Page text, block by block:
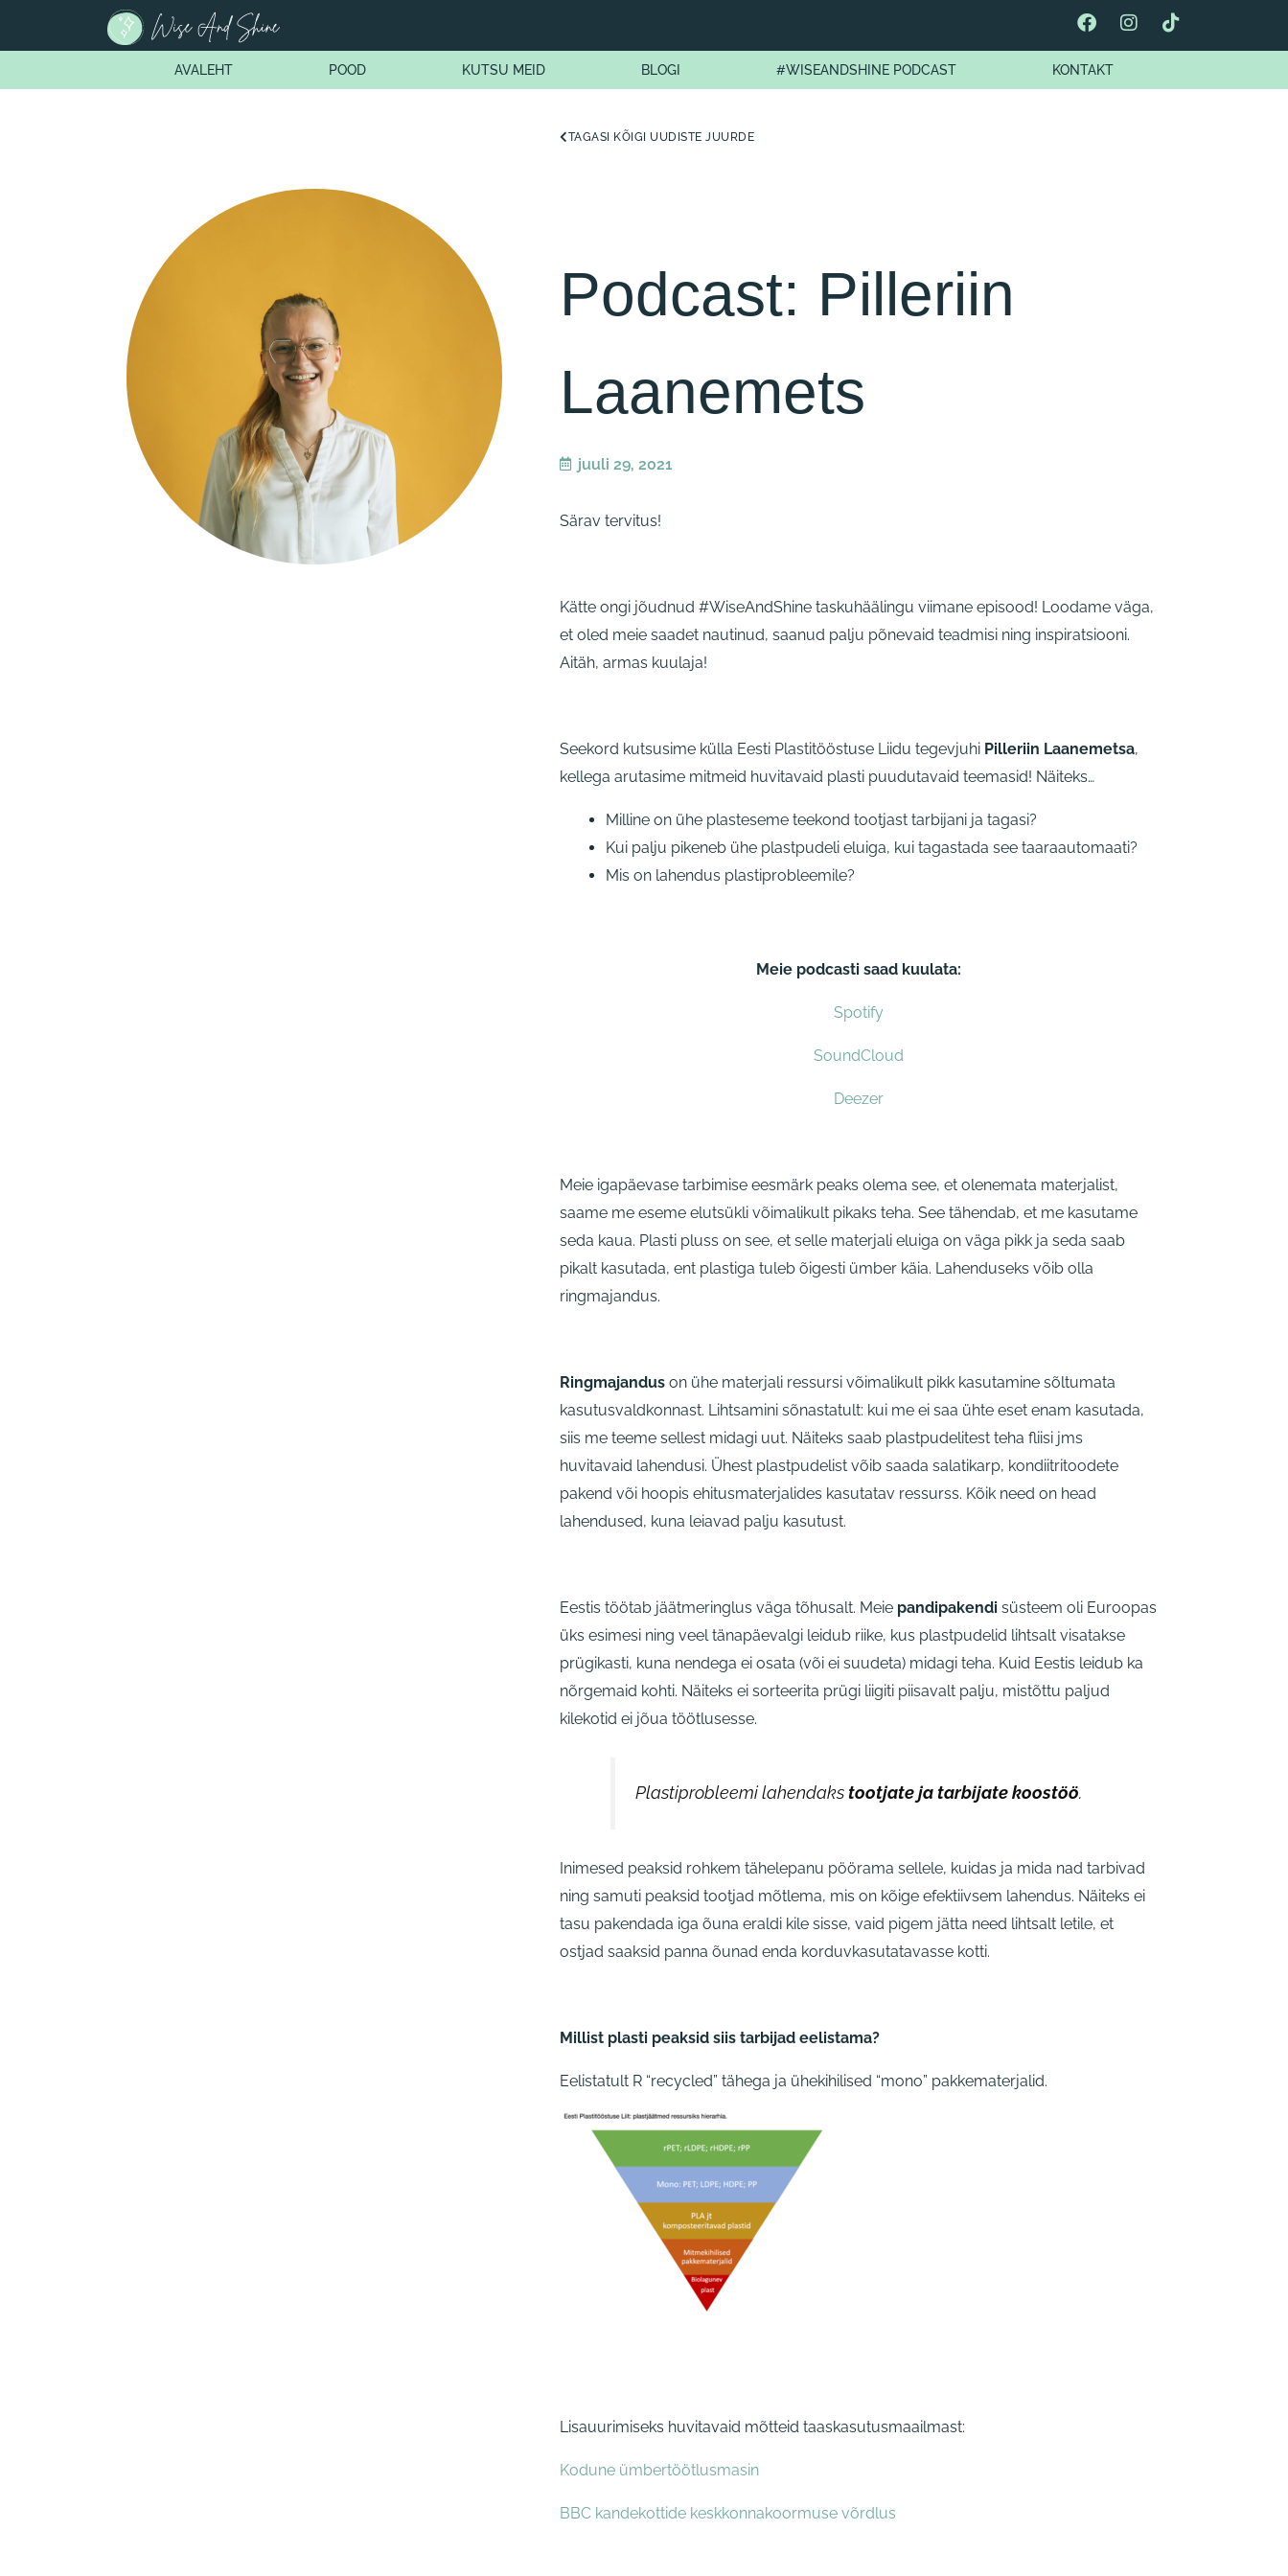
AVALEHT POOD KUTSU MEID BLOGI #WISEANDSHINE PODCAST KONTAKT
TAGASI KÕIGI UUDISTE JUURDE
Podcast: Pilleriin
Laanemets
juuli 29, 2021
Särav tervitus!
Kätte ongi jõudnud #WiseAndShine taskuhäälingu viimane episood! Loodame väga,
et oled meie saadet nautinud, saanud palju põnevaid teadmisi ning inspiratsiooni.
Aitäh, armas kuulaja!
Seekord kutsusime külla Eesti Plastitööstuse Liidu tegevjuhi Pilleriin Laanemetsa,
kellega arutasime mitmeid huvitavaid plasti puudutavaid teemasid! Näiteks…
Milline on ühe plasteseme teekond tootjast tarbijani ja tagasi?
Kui palju pikeneb ühe plastpudeli eluiga, kui tagastada see taaraautomaati?
Mis on lahendus plastiprobleemile?
Meie podcasti saad kuulata:
Spotify
SoundCloud
Deezer
Meie igapäevase tarbimise eesmärk peaks olema see, et olenemata materjalist,
saame me eseme elutsükli võimalikult pikaks teha. See tähendab, et me kasutame
seda kaua. Plasti pluss on see, et selle materjali eluiga on väga pikk ja seda saab
pikalt kasutada, ent plastiga tuleb õigesti ümber käia. Lahenduseks võib olla
ringmajandus.
Ringmajandus on ühe materjali ressursi võimalikult pikk kasutamine sõltumata
kasutusvaldkonnast. Lihtsamini sõnastatult: kui me ei saa ühte eset enam kasutada,
siis me teeme sellest midagi uut. Näiteks saab plastpudelitest teha fliisi jms
huvitavaid lahendusi. Ühest plastpudelist võib saada salatikarp, kondiitritoodete
pakend või hoopis ehitusmaterjalides kasutatav ressurss. Kõik need on head
lahendused, kuna leiavad palju kasutust.
Eestis töötab jäätmeringlus väga tõhusalt. Meie pandipakendi süsteem oli Euroopas
üks esimesi ning veel tänapäevalgi leidub riike, kus plastpudelid lihtsalt visatakse
prügikasti, kuna nendega ei osata (või ei suudeta) midagi teha. Kuid Eestis leidub ka
nõrgemaid kohti. Näiteks ei sorteerita prügi liigiti piisavalt palju, mistõttu paljud
kilekotid ei jõua töötlusesse.
Plastiprobleemi lahendakstootjate ja tarbijate koostöö.
Inimesed peaksid rohkem tähelepanu pöörama sellele, kuidas ja mida nad tarbivad
ning samuti peaksid tootjad mõtlema, mis on kõige efektiivsem lahendus. Näiteks ei
tasu pakendada iga õuna eraldi kile sisse, vaid pigem jätta need lihtsalt letile, et
ostjad saaksid panna õunad enda korduvkasutatavasse kotti.
Millist plasti peaksid siis tarbijad eelistama?
Eelistatult R “recycled” tähega ja ühekihilised “mono” pakkematerjalid.
Lisauurimiseks huvitavaid mõtteid taaskasutusmaailmast:
Kodune ümbertöötlusmasin
BBC kandekottide keskkonnakoormuse võrdlus